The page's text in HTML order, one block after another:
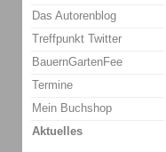
Das Autorenblog
Treffpunkt Twitter
BauernGartenFee
Termine
Mein Buchshop
Aktuelles